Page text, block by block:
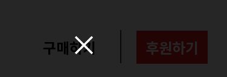
구매하기 후원하기